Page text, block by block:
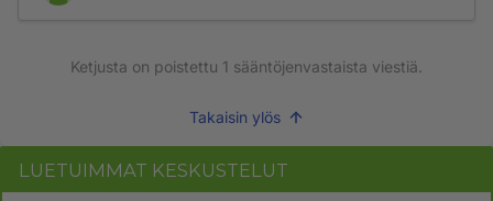
Ketjusta on poistettu 1 sääntöjenvastaista viestiä.
Takaisin ylös
LUETUIMMAT KESKUSTELUT